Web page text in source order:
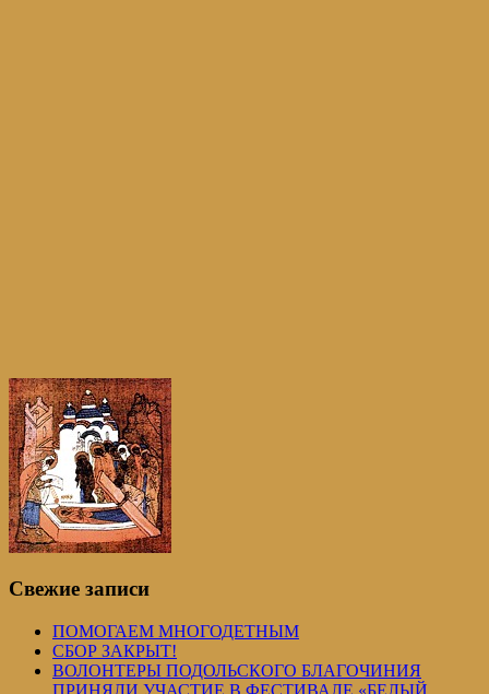
Свежие записи
ПОМОГАЕМ МНОГОДЕТНЫМ
СБОР ЗАКРЫТ!
ВОЛОНТЕРЫ ПОДОЛЬСКОГО БЛАГОЧИНИЯ
ПРИНЯЛИ УЧАСТИЕ В ФЕСТИВАЛЕ «БЕЛЫЙ